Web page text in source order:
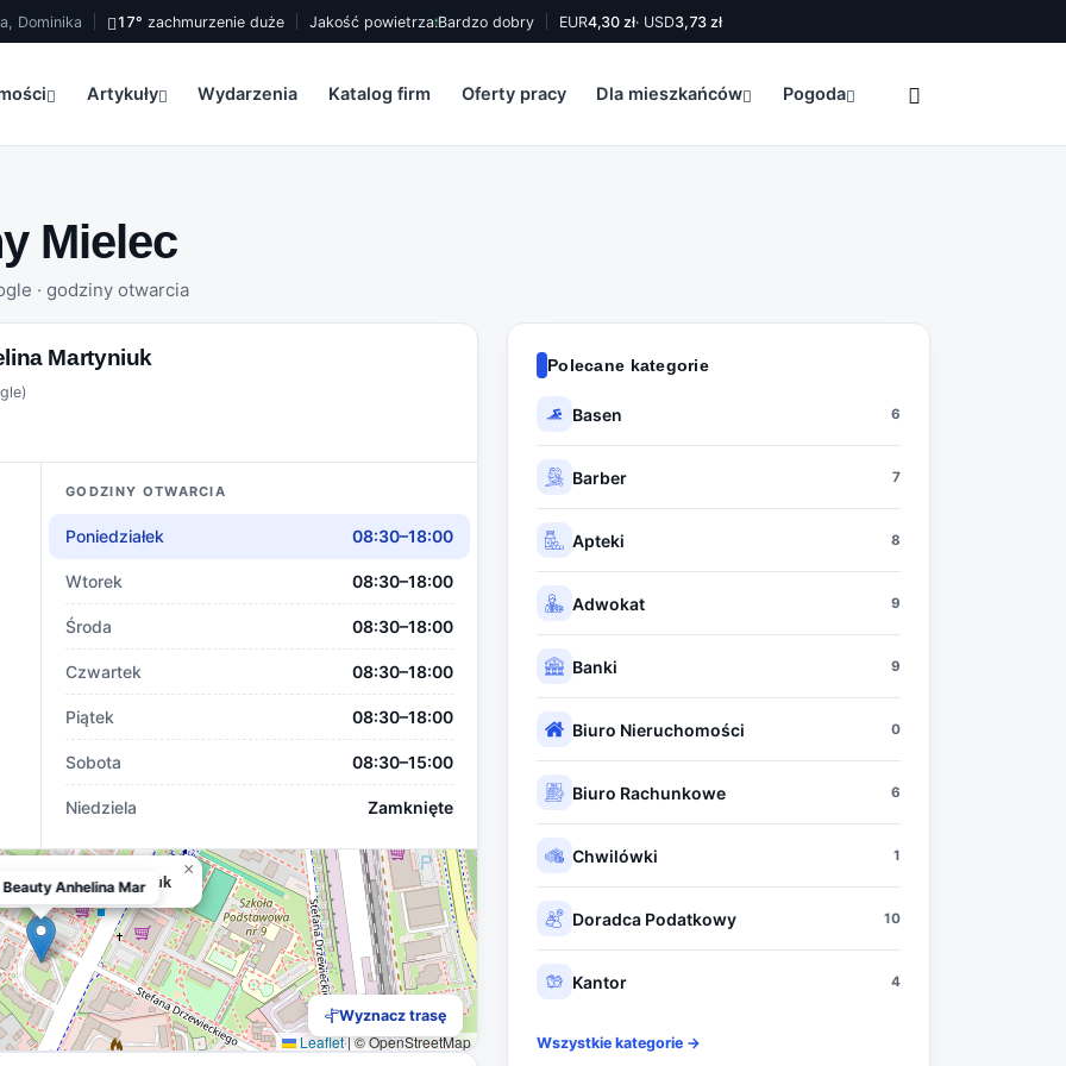
Dominika 17° zachmurzenie duże Jakość powietrza:Bardzo dobry EUR4,30 zł· USD3,73 zł
Artykuły Wydarzenia Katalog firm Oferty pracy Dla mieszkańców Pogoda
Mielec
· godziny otwarcia
Martyniuk
GODZINY OTWARCIA
Poniedziałek 08:30–18:00
Wtorek 08:30–18:00
Środa 08:30–18:00
Czwartek 08:30–18:00
Piątek 08:30–18:00
Sobota 08:30–15:00
Niedziela Zamknięte
Anhelina Martyniuk
×
Leaflet|© OpenStreetMap
Anhelina Mar
Wyznacz trasę
Polecane kategorie
Basen 6
Barber 7
Apteki 8
Adwokat 9
Banki 9
Biuro Nieruchomości 0
Biuro Rachunkowe 6
Chwilówki 1
Doradca Podatkowy 10
Kantor 4
Wszystkie kategorie →